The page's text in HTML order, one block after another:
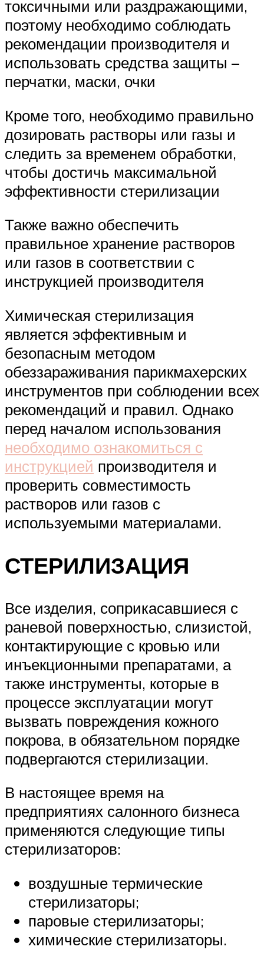
токсичными или раздражающими,
поэтому необходимо соблюдать
рекомендации производителя и
использовать средства защиты –
перчатки, маски, очки
Кроме того, необходимо правильно
дозировать растворы или газы и
следить за временем обработки,
чтобы достичь максимальной
эффективности стерилизации
Также важно обеспечить
правильное хранение растворов
или газов в соответствии с
инструкцией производителя
Химическая стерилизация
является эффективным и
безопасным методом
обеззараживания парикмахерских
инструментов при соблюдении всех
рекомендаций и правил. Однако
перед началом использования
необходимо ознакомиться с
инструкцией производителя и
проверить совместимость
растворов или газов с
используемыми материалами.
СТЕРИЛИЗАЦИЯ
Все изделия, соприкасавшиеся с
раневой поверхностью, слизистой,
контактирующие с кровью или
инъекционными препаратами, а
также инструменты, которые в
процессе эксплуатации могут
вызвать повреждения кожного
покрова, в обязательном порядке
подвергаются стерилизации.
В настоящее время на
предприятиях салонного бизнеса
применяются следующие типы
стерилизаторов:
воздушные термические
стерилизаторы;
паровые стерилизаторы;
химические стерилизаторы.